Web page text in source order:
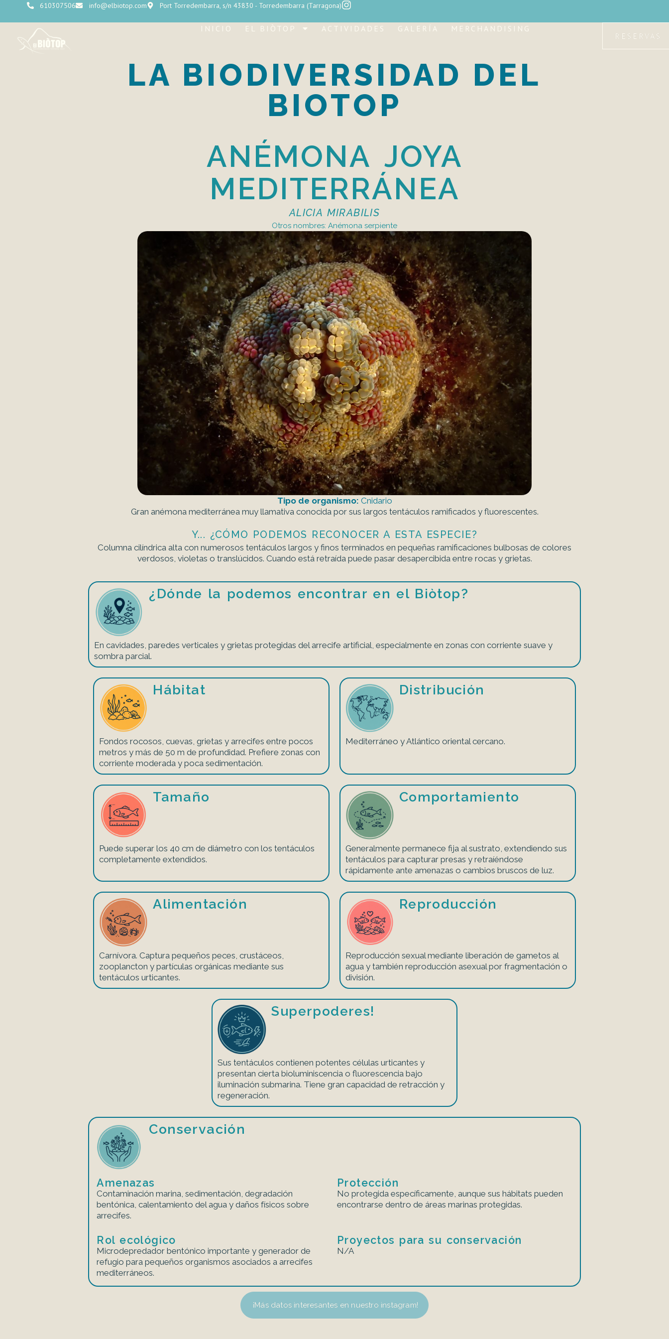
610307506 info@elbiotop.com Port Torredembarra, s/n 43830 - Torredembarra (Tarragona)
INICIO EL BIÒTOP ACTIVIDADES GALERÍA MERCHANDISING
RESERVAS
LA BIODIVERSIDAD DEL
BIOTOP
ANÉMONA JOYA
MEDITERRÁNEA
ALICIA MIRABILIS
Otros nombres: Anémona serpiente
Tipo de organismo: Cnidario
Gran anémona mediterránea muy llamativa conocida por sus largos tentáculos ramificados y fluorescentes.
Y... ¿CÓMO PODEMOS RECONOCER A ESTA ESPECIE?
Columna cilíndrica alta con numerosos tentáculos largos y finos terminados en pequeñas ramificaciones bulbosas de colores
verdosos, violetas o translúcidos. Cuando está retraída puede pasar desapercibida entre rocas y grietas.
¿Dónde la podemos encontrar en el Biòtop?
En cavidades, paredes verticales y grietas protegidas del arrecife artificial, especialmente en zonas con corriente suave y
sombra parcial.
Hábitat
Fondos rocosos, cuevas, grietas y arrecifes entre pocos
metros y más de 50 m de profundidad. Prefiere zonas con
corriente moderada y poca sedimentación.
Distribución
Mediterráneo y Atlántico oriental cercano.
Tamaño
Puede superar los 40 cm de diámetro con los tentáculos
completamente extendidos.
Comportamiento
Generalmente permanece fija al sustrato, extendiendo sus
tentáculos para capturar presas y retraíéndose
rápidamente ante amenazas o cambios bruscos de luz.
Alimentación
Carnívora. Captura pequeños peces, crustáceos,
zooplancton y partículas orgánicas mediante sus
tentáculos urticantes.
Reproducción
Reproducción sexual mediante liberación de gametos al
agua y también reproducción asexual por fragmentación o
división.
Superpoderes!
Sus tentáculos contienen potentes células urticantes y
presentan cierta bioluminiscencia o fluorescencia bajo
iluminación submarina. Tiene gran capacidad de retracción y
regeneración.
Conservación
Amenazas
Contaminación marina, sedimentación, degradación
bentónica, calentamiento del agua y daños físicos sobre
arrecifes.
Protección
No protegida específicamente, aunque sus hábitats pueden
encontrarse dentro de áreas marinas protegidas.
Rol ecológico
Microdepredador bentónico importante y generador de
refugio para pequeños organismos asociados a arrecifes
mediterráneos.
Proyectos para su conservación
N/A
¡Más datos interesantes en nuestro instagram!